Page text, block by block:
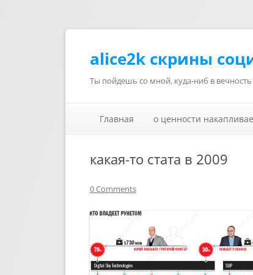
alice2k скрины
Ты пойдешь со мной, куда-ниб в вечность
Главная
о ценности
какая-то стата в 2009
0 Comments